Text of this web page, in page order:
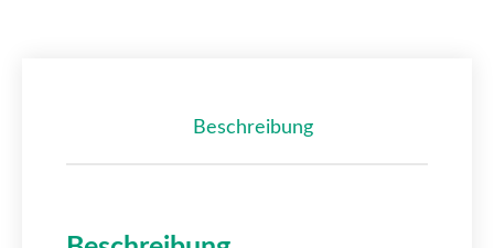
Beschreibung